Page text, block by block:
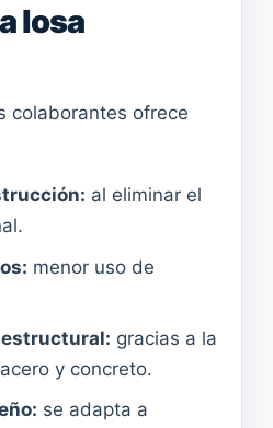
losa
colaborantes ofrece
al eliminar el
menor uso de
gracias a la
y concreto.
se adapta a